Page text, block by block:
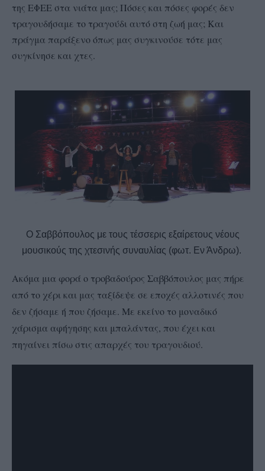
της ΕΦΕΕ στα νιάτα μας; Πόσες και πόσες φορές δεν
τραγουδήσαμε το τραγούδι αυτό στη ζωή μας; Και
πράγμα παράξενο όπως μας συγκινούσε τότε μας
συγκίνησε και χτες.
Ο Σαββόπουλος με τους τέσσερις εξαίρετους νέους
μουσικούς της χτεσινής συναυλίας (φωτ. Εν Άνδρω).
Ακόμα μια φορά ο τροβαδούρος Σαββόπουλος μας πήρε
από το χέρι και μας ταξίδεψε σε εποχές αλλοτινές που
δεν ζήσαμε ή που ζήσαμε. Με εκείνο το μοναδικό
χάρισμα αφήγησης και μπαλάντας, που έχει και
πηγαίνει πίσω στις απαρχές του τραγουδιού.